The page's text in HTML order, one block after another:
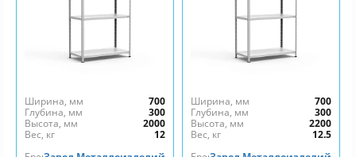
Ширина, мм
700
Глубина, мм
300
Высота, мм
2000
Вес, кг
12
Ширина, мм
700
Глубина, мм
300
Высота, мм
2200
Вес, кг
12.5